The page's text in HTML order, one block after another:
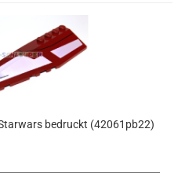
bedruckt (42061pb22)